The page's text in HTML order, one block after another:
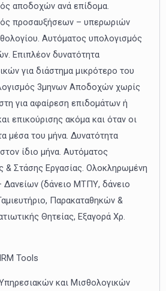
αποδοχών ανά επίδομα.
προσαυξήσεων – υπερωριών
Αυτόματος υπολογισμός
Επιπλέον δυνατότητα
για διάστημα μικρότερο του
3μηνων Αποδοχών χωρίς
για αφαίρεση επιδομάτων ή
επικούρισης ακόμα και όταν οι
μέσα του μήνα. Δυνατότητα
ίδιο μήνα. Αυτόματος
& Στάσης Εργασίας. Ολοκληρωμένη
Δανείων (δάνειο ΜΤΠΥ, δάνειο
Παρακαταθηκών &
Θητείας, Εξαγορά Χρ.
Tools
και Μισθολογικών